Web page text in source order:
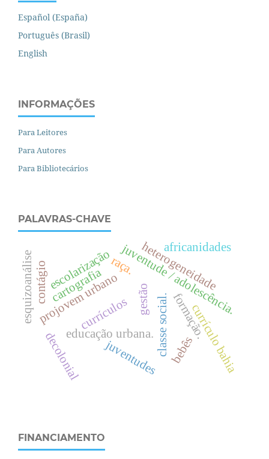
Español (España)
Português (Brasil)
English
INFORMAÇÕES
Para Leitores
Para Autores
Para Bibliotecários
PALAVRAS-CHAVE
currículos
projovem urbanojuventude / adolescência.
educação urbana. c
l
a
s
s
e
s
o
c
i
a
l
.
raça.
gestão
juventudes
escolarização heterogeneidade
esquizoanálise formação.
decolonial bebês
contágiocartografia
currículo bahia
africanidades
FINANCIAMENTO